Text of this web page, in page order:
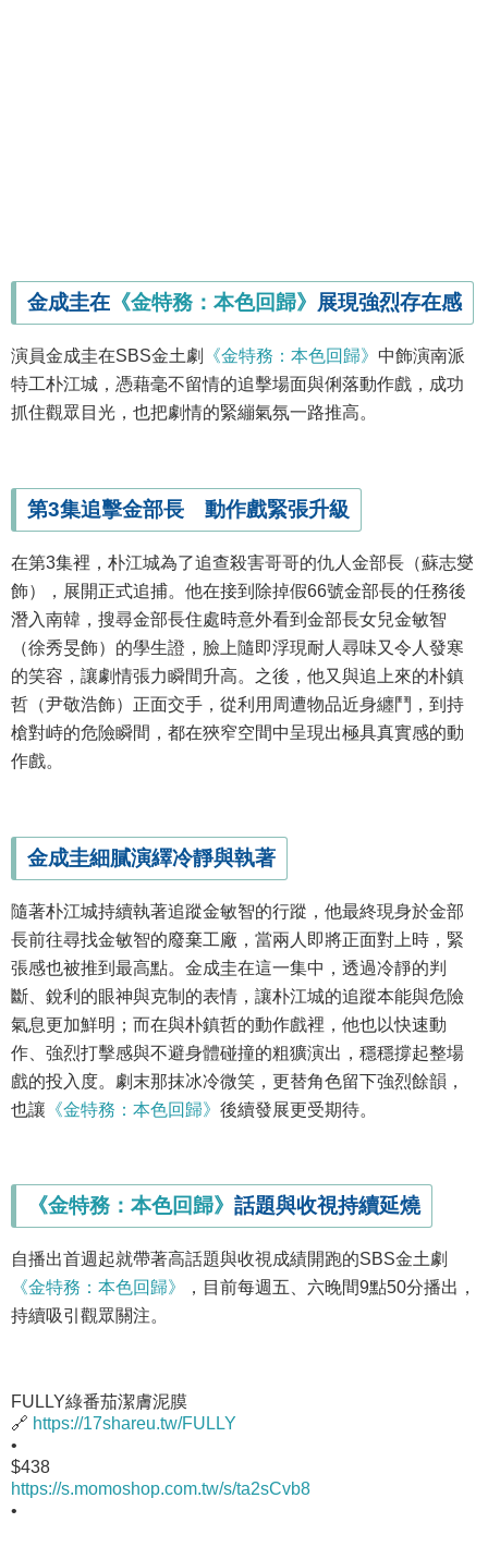
金成圭在 《金特務：本色回歸》 展現強烈存在感
演員金成圭在SBS金土劇 《金特務：本色回歸》 中飾演南派
特工朴江城，憑藉毫不留情的追擊場面與俐落動作戲，成功
抓住觀眾目光，也把劇情的緊繃氣氛一路推高。
第3集追擊金部長 動作戲緊張升級
在第3集裡，朴江城為了追查殺害哥哥的仇人金部長（蘇志燮
飾），展開正式追捕。他在接到除掉假66號金部長的任務後
潛入南韓，搜尋金部長住處時意外看到金部長女兒金敏智
（徐秀旻飾）的學生證，臉上隨即浮現耐人尋味又令人發寒
的笑容，讓劇情張力瞬間升高。之後，他又與追上來的朴鎮
哲（尹敬浩飾）正面交手，從利用周遭物品近身纏鬥，到持
槍對峙的危險瞬間，都在狹窄空間中呈現出極具真實感的動
作戲。
金成圭細膩演繹冷靜與執著
隨著朴江城持續執著追蹤金敏智的行蹤，他最終現身於金部
長前往尋找金敏智的廢棄工廠，當兩人即將正面對上時，緊
張感也被推到最高點。金成圭在這一集中，透過冷靜的判
斷、銳利的眼神與克制的表情，讓朴江城的追蹤本能與危險
氣息更加鮮明；而在與朴鎮哲的動作戲裡，他也以快速動
作、強烈打擊感與不避身體碰撞的粗獷演出，穩穩撐起整場
戲的投入度。劇末那抹冰冷微笑，更替角色留下強烈餘韻，
也讓 《金特務：本色回歸》 後續發展更受期待。
《金特務：本色回歸》 話題與收視持續延燒
自播出首週起就帶著高話題與收視成績開跑的SBS金土劇
《金特務：本色回歸》
，目前每週五、六晚間9點50分播出，
持續吸引觀眾關注。
FULLY綠番茄潔膚泥膜
🔗 https://17shareu.tw/FULLY
•
$438
https://s.momoshop.com.tw/s/ta2sCvb8
•